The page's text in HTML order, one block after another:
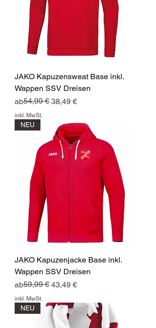
JAKO Kapuzensweat Base inkl.
Wappen SSV Dreisen
ab
Standardpreis
54,99 € 38,49 €
Sale-Preis
inkl. MwSt.
NEU
JAKO Kapuzenjacke Base inkl.
Wappen SSV Dreisen
ab
Standardpreis
59,99 € 43,49 €
Sale-Preis
inkl. MwSt.
NEU